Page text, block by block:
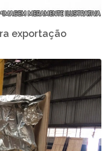
exportação